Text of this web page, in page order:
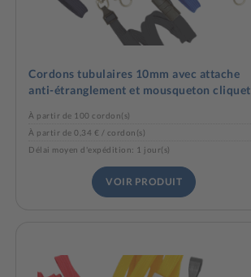
Cordons tubulaires 10mm avec attache
anti-étranglement et mousqueton cliquet
À partir de 100 cordon(s)
À partir de 0,34 € / cordon(s)
Délai moyen d'expédition: 1 jour(s)
VOIR PRODUIT